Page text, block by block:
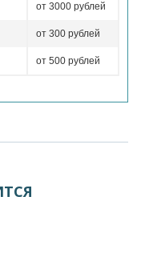
от 3000 рублей
от 300 рублей
от 500 рублей